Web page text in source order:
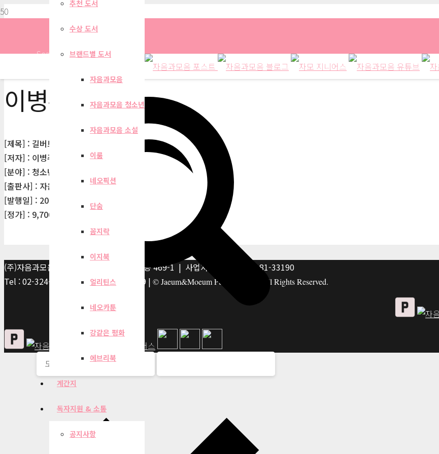
Search
추천 도서
수상 도서
브랜드별 도서
자음과모음
자음과모음 청소년
자음과모음 소설
이룸
네오픽션
단숨
꼼지락
이지북
얼리틴스
네오카툰
강같은 평화
에브리북
계간지
독자지원 & 소통
공지사항
이병주
[제목] : 길버트가 들려주는 지구 자기 이야기
[저자] : 이병주
[분야] : 청소년
[출판사] : 자음과모음
[발행일] : 2010-09-01
[정가] : 9,700원
(주)자음과모음 | 10881 경기 파주시 서패동 469-1 | 사업자등록번호: 117-81-33190
Tel : 02-324-2347 | Fax : 02-6959-8459 | © Jaeum&Moeum Publishing co. All Rights Reserved.